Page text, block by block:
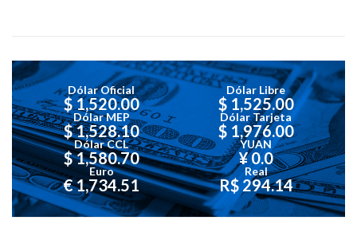
Dólar Oficial
$ 1,520.00
Dólar Libre
$ 1,525.00
Dólar MEP
$ 1,528.10
Dólar Tarjeta
$ 1,976.00
Dólar CCL
$ 1,580.70
YUAN
¥ 0.0
Euro
€ 1,734.51
Real
R$ 294.14